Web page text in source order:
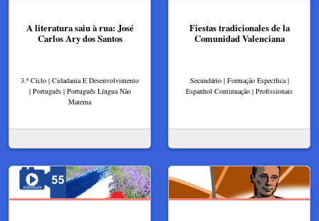
A literatura saiu à rua: José
Carlos Ary dos Santos
3.º Ciclo | Cidadania E Desenvolvimento
| Português | Português Língua Não
Materna
Fiestas tradicionales de la
Comunidad Valenciana
Secundário | Formação Específica |
Espanhol Continuação | Profissionais